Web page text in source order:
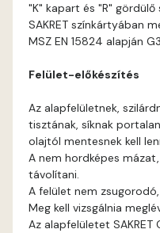
"K" kapart és "R"
SAKRET színkártyában
MSZ EN 15824 alapján
Felület-előkészítés
Az alapfelületnek,
tisztának, síknak
olajtól mentesnek kell
A nem hordképes
távolítani.
A felület nem
Meg kell vizsgálnia
Az alapfelületet SAKRET